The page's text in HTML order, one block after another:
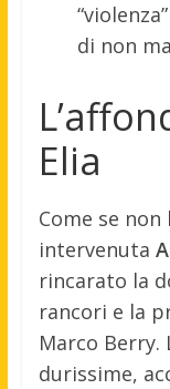
di non
Elia
Come se
intervenuta
rincarato la
rancori e la
Marco Berry.
durissime,